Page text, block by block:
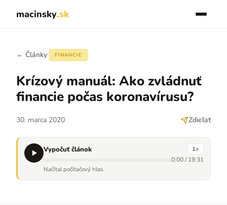
macinsky.sk
← Články/ FINANCIE
Krízový manuál: Ako zvládnuť
financie počas koronavírusu?
30. marca 2020 Zdieľať
Vypočuť článok 1×
0:00/19:31
Načítal počítačový hlas.